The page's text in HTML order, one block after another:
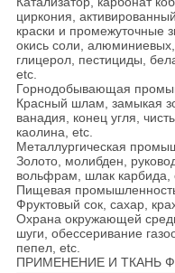
циркония,
краски и промежуточные
окись соли, алюминиевых,
глицерол, пестициды,
etc.
Горнодобывающая
Красный шлам, замыкая
ванадия, конец угля,
каолина, etc.
Металлургическая
Золото, молибден,
вольфрам, шлак карбида,
Пищевая
Фруктовый сок, сахар,
Охрана окружающей
шуги, обессеривание
пепел, etc.
ПРИМЕНЕНИЕ И ТКАНЬ